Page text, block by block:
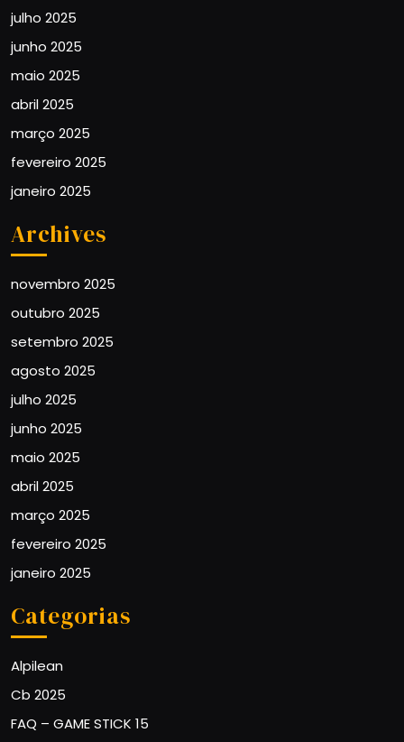
julho 2025
junho 2025
maio 2025
abril 2025
março 2025
fevereiro 2025
janeiro 2025
Archives
novembro 2025
outubro 2025
setembro 2025
agosto 2025
julho 2025
junho 2025
maio 2025
abril 2025
março 2025
fevereiro 2025
janeiro 2025
Categorias
Alpilean
Cb 2025
FAQ – GAME STICK 15